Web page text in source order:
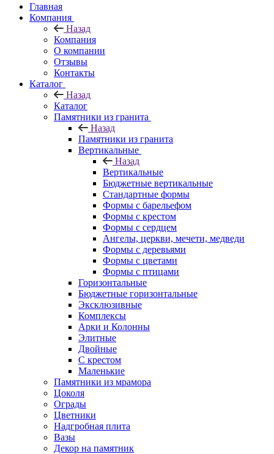
Главная
Компания
Назад
Компания
О компании
Отзывы
Контакты
Каталог
Назад
Каталог
Памятники из гранита
Назад
Памятники из гранита
Вертикальные
Назад
Вертикальные
Бюджетные вертикальные
Стандартные формы
Формы с барельефом
Формы с крестом
Формы с сердцем
Ангелы, церкви, мечети, медведи
Формы с деревьями
Формы с цветами
Формы с птицами
Горизонтальные
Бюджетные горизонтальные
Эксклюзивные
Комплексы
Арки и Колонны
Элитные
Двойные
С крестом
Маленькие
Памятники из мрамора
Цоколя
Ограды
Цветники
Надгробная плита
Вазы
Декор на памятник